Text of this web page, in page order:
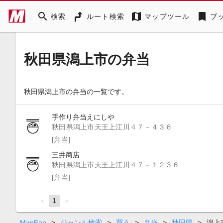
search 検索 ルート検索 map マップツール bookmark ブ
秋田県潟上市の弁当
秋田県潟上市の弁当の一覧です。
手作り弁当えにしや
秋田県潟上市天王上江川４７－４３６
[弁当]
三井商店
秋田県潟上市天王上江川４７－１２３６
[弁当]
page
You're
on
1 page